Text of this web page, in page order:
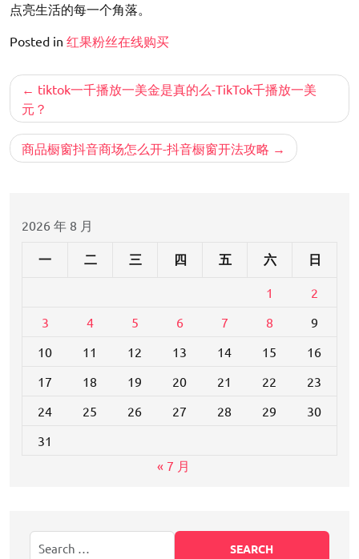
点亮生活的每一个角落。
Posted in 红果粉丝在线购买
文
章
导
航
tiktok一千播放一美金是真的么-TikTok千播放一美
元？
商品橱窗抖音商场怎么开-抖音橱窗开法攻略
2026 年 8 月
一 二 三 四 五 六 日
1
2
3
4 5 6 7 8
9
10
11 12 13 14 15
16
17
18 19 20 21 22
23
24
25 26 27 28 29
30
31
« 7 月